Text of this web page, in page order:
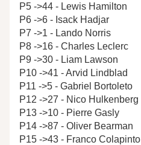
P5 ->44 - Lewis Hamilton
P6 ->6 - Isack Hadjar
P7 ->1 - Lando Norris
P8 ->16 - Charles Leclerc
P9 ->30 - Liam Lawson
P10 ->41 - Arvid Lindblad
P11 ->5 - Gabriel Bortoleto
P12 ->27 - Nico Hulkenberg
P13 ->10 - Pierre Gasly
P14 ->87 - Oliver Bearman
P15 ->43 - Franco Colapinto